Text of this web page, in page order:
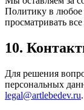
Политику в любое
просматривать
10.
Для решения
персональных
legal@artlebedev.ru.